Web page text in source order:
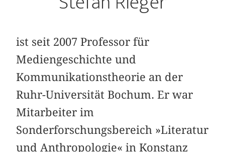
ist seit 2007 Professor für
Mediengeschichte und
Kommunikationstheorie an der
Ruhr-Universität Bochum. Er war
Mitarbeiter im
Sonderforschungsbereich »Literatur
und Anthropologie« in Konstanz